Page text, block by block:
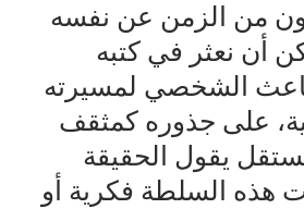
من الزمن عن نفسه
أن نعثر في كتبه
الشخصي لمسيرته
على جذوره كمثقف
يقول الحقيقة
هذه السلطة فكرية أو